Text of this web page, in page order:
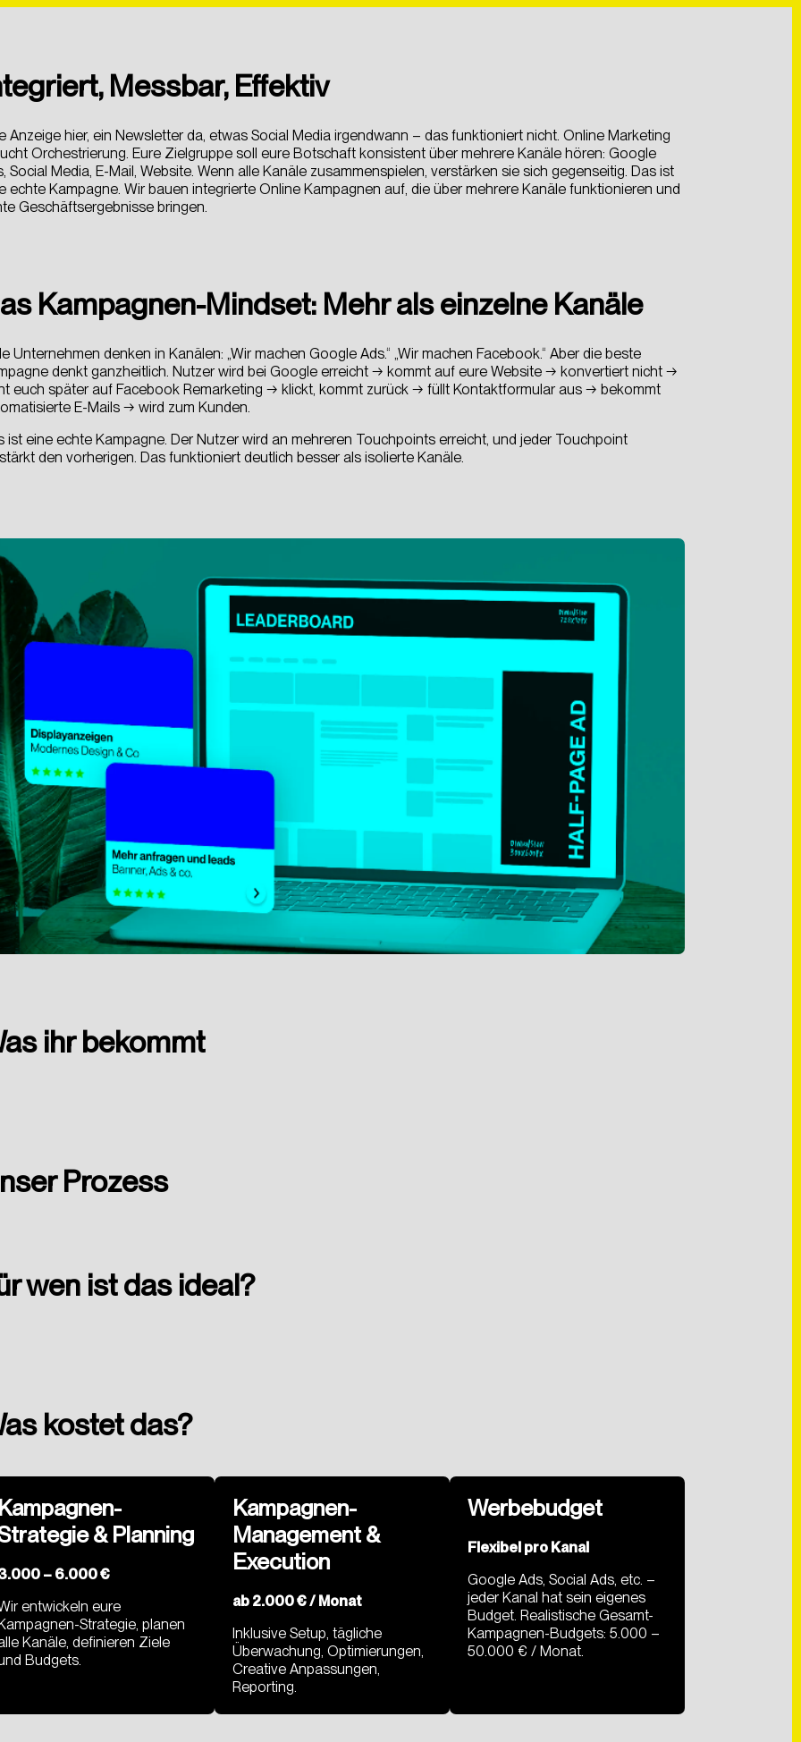
Wir realisieren digitale Projekte mit Erfahrung und einem hohen Anspruch
ÜBER UNSBLOGFAQS
Wir realisieren digitale Projekte mit Erfahrung und einem hohen Anspruch
ÜBER UNSBLOGFAQS
Messbar, Effektiv
Anzeige hier, ein Newsletter da, etwas Social Media irgendwann – das funktioniert nicht. Online Marketing
Orchestrierung. Eure Zielgruppe soll eure Botschaft konsistent über mehrere Kanäle hören: Google
Social Media, E-Mail, Website. Wenn alle Kanäle zusammenspielen, verstärken sie sich gegenseitig. Das ist
echte Kampagne. Wir bauen integrierte Online Kampagnen auf, die über mehrere Kanäle funktionieren und
Geschäftsergebnisse bringen.
Kampagnen-Mindset: Mehr als einzelne Kanäle
Unternehmen denken in Kanälen: „Wir machen Google Ads.“ „Wir machen Facebook.“ Aber die beste
denkt ganzheitlich. Nutzer wird bei Google erreicht → kommt auf eure Website → konvertiert nicht →
euch später auf Facebook Remarketing → klickt, kommt zurück → füllt Kontaktformular aus → bekommt
E-Mails → wird zum Kunden.
ist eine echte Kampagne. Der Nutzer wird an mehreren Touchpoints erreicht, und jeder Touchpoint
den vorherigen. Das funktioniert deutlich besser als isolierte Kanäle.
ihr bekommt
Prozess
wen ist das ideal?
kostet das?
& Planning
– 6.000 €
entwickeln eure
Strategie, planen
Kanäle, definieren Ziele
Budgets.
Kampagnen-
Management &
Execution
ab 2.000 € / Monat
Inklusive Setup, tägliche
Überwachung, Optimierungen,
Creative Anpassungen,
Reporting.
Werbebudget
Flexibel pro Kanal
Google Ads, Social Ads, etc. –
jeder Kanal hat sein eigenes
Budget. Realistische Gesamt-
Kampagnen-Budgets: 5.000 –
50.000 € / Monat.
–
Hiermit bestätige ich dieDatenschutzerklärunggelesen zu
haben. Ich willige der Verarbeitung meiner Daten zum Zwecke